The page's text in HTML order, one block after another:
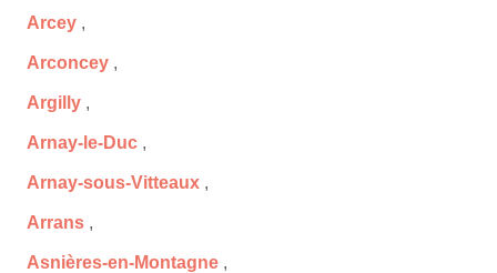
Arcey ,
Arconcey ,
Argilly ,
Arnay-le-Duc ,
Arnay-sous-Vitteaux ,
Arrans ,
Asnières-en-Montagne ,